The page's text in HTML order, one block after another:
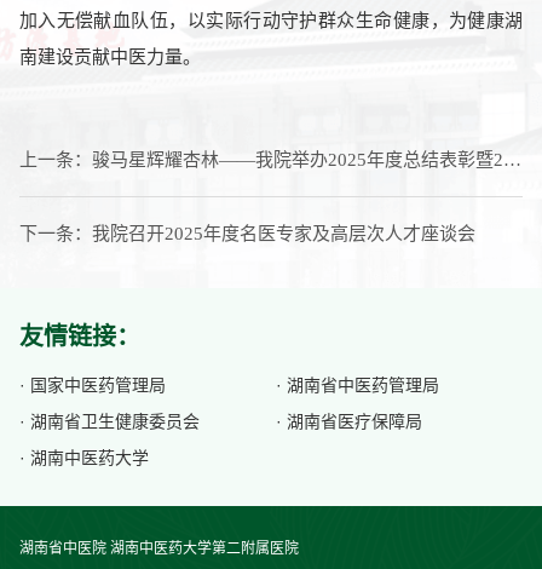
加入无偿献血队伍，以实际行动守护群众生命健康，为健康湖
南建设贡献中医力量。
上一条： 骏马星辉耀杏林——我院举办2025年度总结表彰暨2026年迎春演唱会
下一条： 我院召开2025年度名医专家及高层次人才座谈会
友情链接：
· 国家中医药管理局
· 湖南省中医药管理局
· 湖南省卫生健康委员会
· 湖南省医疗保障局
· 湖南中医药大学
湖南省中医院 湖南中医药大学第二附属医院